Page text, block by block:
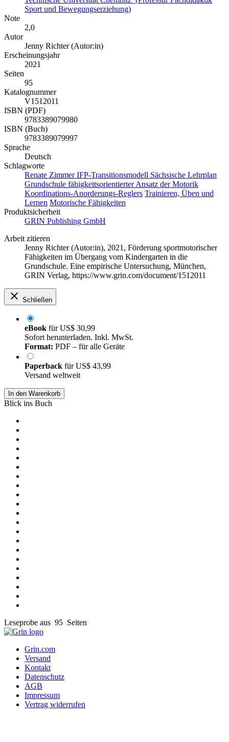
Sport und Bewegungserziehung)
Note
2,0
Autor
Jenny Richter (Autor:in)
Erscheinungsjahr
2021
Seiten
95
Katalognummer
V1512011
ISBN (PDF)
9783389079980
ISBN (Buch)
9783389079997
Sprache
Deutsch
Schlagworte
Renate ZimmerIFP-Transitionsmodell Sächsische Lehrplan
Grundschule fähigkeitsorientierter Ansatz der Motorik
Koordinations-Anorderungs-Reglers Trainieren, Üben und
Lernen Motorische Fähigkeiten
Produktsicherheit
GRIN Publishing GmbH
Arbeit zitieren
Jenny Richter (Autor:in), 2021, Förderung sportmotorischer
Fähigkeiten im Übergang vom Kindergarten in die
Grundschule. Eine empirische Untersuchung, München,
GRIN Verlag, https://www.grin.com/document/1512011
Schließen
eBook fürUS$ 30,99
Sofort herunterladen. Inkl. MwSt.
Format: PDF – für alle Geräte
Paperback fürUS$ 43,99
Versand weltweit
In den Warenkorb
Blick ins Buch
Leseprobe aus 95 Seiten
Grin.com
Versand
Kontakt
Datenschutz
AGB
Impressum
Vertrag widerrufen